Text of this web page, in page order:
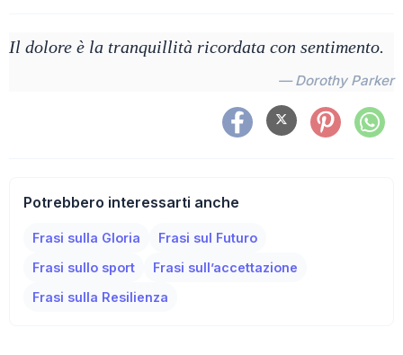
Il dolore è la tranquillità ricordata con sentimento.
— Dorothy Parker
Potrebbero interessarti anche
Frasi sulla Gloria
Frasi sul Futuro
Frasi sullo sport
Frasi sull’accettazione
Frasi sulla Resilienza